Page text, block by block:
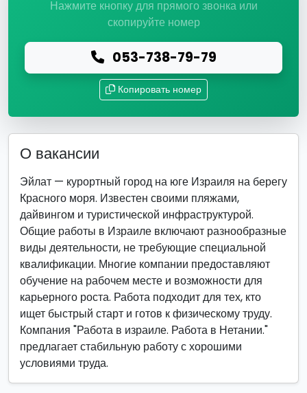
Нажмите кнопку для прямого звонка или
скопируйте номер
053-738-79-79
Копировать номер
О вакансии
Эйлат — курортный город на юге Израиля на берегу
Красного моря. Известен своими пляжами,
дайвингом и туристической инфраструктурой.
Общие работы в Израиле включают разнообразные
виды деятельности, не требующие специальной
квалификации. Многие компании предоставляют
обучение на рабочем месте и возможности для
карьерного роста. Работа подходит для тех, кто
ищет быстрый старт и готов к физическому труду.
Компания "Работа в израиле. Работа в Нетании."
предлагает стабильную работу с хорошими
условиями труда.